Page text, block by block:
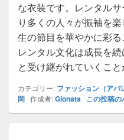
な衣装です。レンタル
り多くの人々が振袖を
生の節目を華やかに彩
レンタル文化は成長を
と受け継がれていくこと
カテゴリー: ファッション（アパ
岡 作成者:Gionata この投稿